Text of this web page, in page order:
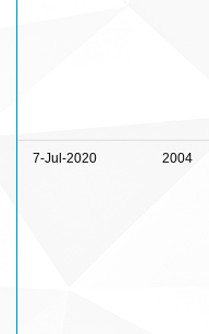
7-Jul-2020 2004